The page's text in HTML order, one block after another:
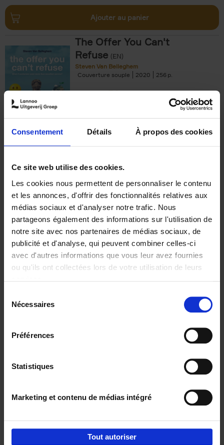
Consentement Détails À propos des cookies
Ce site web utilise des cookies.
Les cookies nous permettent de personnaliser le contenu
et les annonces, d'offrir des fonctionnalités relatives aux
médias sociaux et d'analyser notre trafic. Nous
partageons également des informations sur l'utilisation de
notre site avec nos partenaires de médias sociaux, de
publicité et d'analyse, qui peuvent combiner celles-ci
avec d'autres informations que vous leur avez fournies
ou qu'ils ont collectées lors de votre utilisation de leurs
Nécessaires
Préférences
Statistiques
Marketing et contenu de médias intégré
Tout autoriser
Ajouter au panier
The Offer You Can't
Refuse (EN)
Steven Van Belleghem
Couverture souple
2020 256
€37,50
Building Bonds = Building
Business
Jochen Roef Jozefien De Feyter
Carolien Boom
Couverture souple
2025 200
€29,99
Digital marketing like a PRO -
completely revised edition (EN)